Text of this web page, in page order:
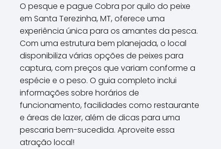
O pesque e pague Cobra por quilo do peixe
em Santa Terezinha, MT, oferece uma
experiência única para os amantes da pesca.
Com uma estrutura bem planejada, o local
disponibiliza várias opções de peixes para
captura, com preços que variam conforme a
espécie e o peso. O guia completo inclui
informações sobre horários de
funcionamento, facilidades como restaurante
e áreas de lazer, além de dicas para uma
pescaria bem-sucedida. Aproveite essa
atração local!